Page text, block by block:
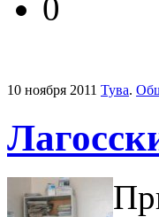
0
10 ноября 2011 Тува.